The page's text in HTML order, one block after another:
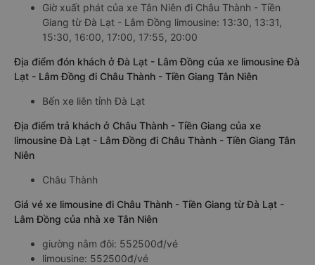
Giờ xuất phát của xe Tân Niên đi Châu Thành - Tiền
Giang từ Đà Lạt - Lâm Đồng limousine: 13:30, 13:31,
15:30, 16:00, 17:00, 17:55, 20:00
Địa điểm đón khách ở Đà Lạt - Lâm Đồng của xe limousine Đà
Lạt - Lâm Đồng đi Châu Thành - Tiền Giang Tân Niên
Bến xe liên tỉnh Đà Lạt
Địa điểm trả khách ở Châu Thành - Tiền Giang của xe
limousine Đà Lạt - Lâm Đồng đi Châu Thành - Tiền Giang Tân
Niên
Châu Thành
Giá vé xe limousine đi Châu Thành - Tiền Giang từ Đà Lạt -
Lâm Đồng của nhà xe Tân Niên
giường nằm đôi: 552500đ/vé
limousine: 552500đ/vé